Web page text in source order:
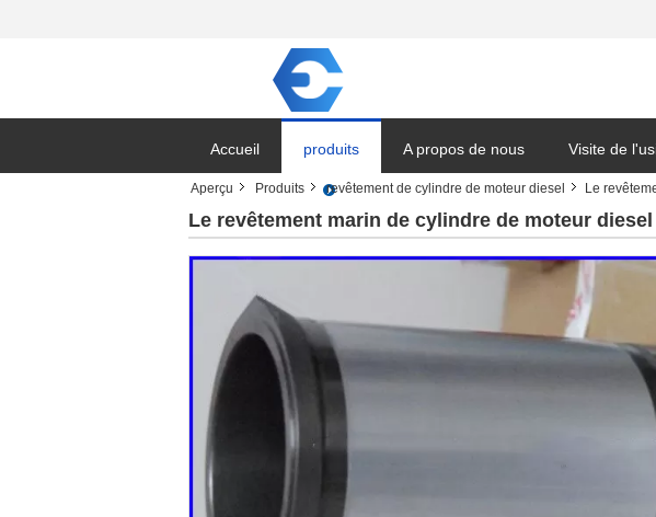
Accueil produits A propos de nous Visite de
Aperçu Produits revêtement de cylindre de moteur diesel Le
Le revêtement marin de cylindre de moteur